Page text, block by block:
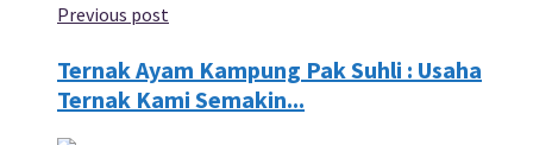
Previous post
Ternak Ayam Kampung Pak Suhli : Usaha
Ternak Kami Semakin...